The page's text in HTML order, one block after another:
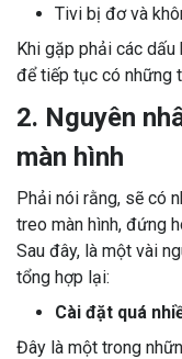
Tivi bị đơ và
Khi gặp phải các dấu
để tiếp tục có những
2. Nguyên
màn hình
Phải nói rằng, sẽ có
treo màn hình, đứng
Sau đây, là một vài
tổng hợp lại:
Cài đặt quá
Đây là một trong